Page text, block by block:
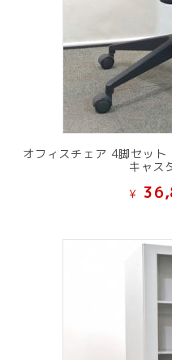
オフィスチェア 4脚セッ
キャス
¥